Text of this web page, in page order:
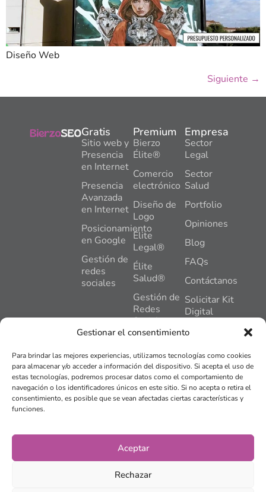
Gestionar el consentimiento
Para brindar las mejores experiencias, utilizamos tecnologías como cookies
para almacenar y/o acceder a información del dispositivo. Si acepta el uso de
estas tecnologías, podremos procesar datos como el comportamiento de
navegación o los identificadores únicos en este sitio. Si no acepta o retira el
consentimiento, es posible que se vean afectadas ciertas características y
funciones.
Aceptar
Rechazar
Diseño Web
Siguiente →
Gratis
Sitio web y
Presencia
en Internet
Presencia
Avanzada
en Internet
Posicionamiento
en Google
Gestión de
redes
sociales
Premium
Bierzo
Élite®
Comercio
electrónico
Diseño de
Logo
Élite
Legal®
Élite
Salud®
Gestión de
Redes
Sociales
Hosting +
Mantenimiento
Web
Plan
Impulso®
Empresa
Sector
Legal
Sector
Salud
Portfolio
Opiniones
Blog
FAQs
Contáctanos
Solicitar Kit
Digital
Pl,1,
Oficina 2,
24402,
Ponferrada,
© 2015 -2026BIERZO
SEO Y MARKETING SLU.
Todos los derechos